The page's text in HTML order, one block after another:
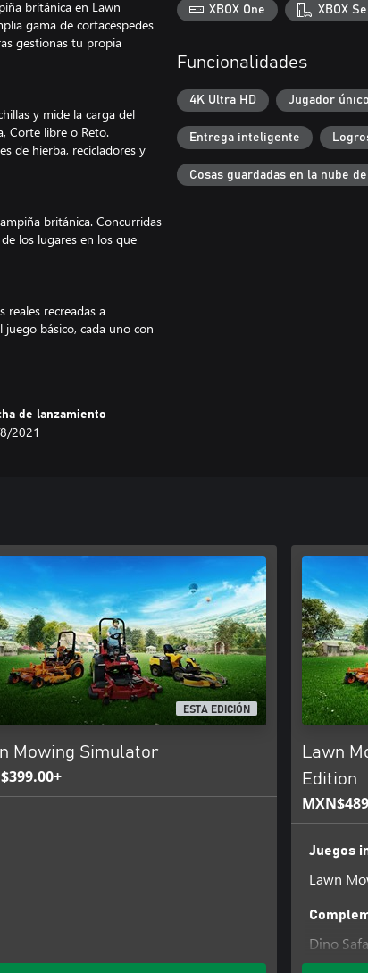
británica en Lawn
gama de cortacéspedes
gestionas tu propia
y mide la carga del
Corte libre o Reto.
de hierba, recicladores y
británica. Concurridas
los lugares en los que
reales recreadas a
juego básico, cada uno con
y amplías el negocio.
de lanzamiento
2021
XBOX One XBOX
Funcionalidades
4K Ultra HD Jugador único
Entrega inteligente
Cosas guardadas en la nube
ESTA EDICIÓN
Mowing Simulator
Lawn
Edition
Juegos
Lawn
Dino
Ancient